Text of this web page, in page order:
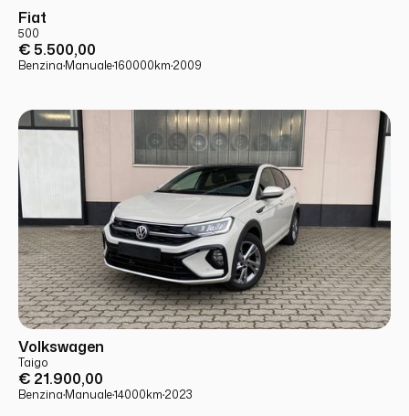
USATO
Fiat
500
€ 5.500,00
Benzina·Manuale·160000km·2009
USATO
Volkswagen
Taigo
€ 21.900,00
Benzina·Manuale·14000km·2023